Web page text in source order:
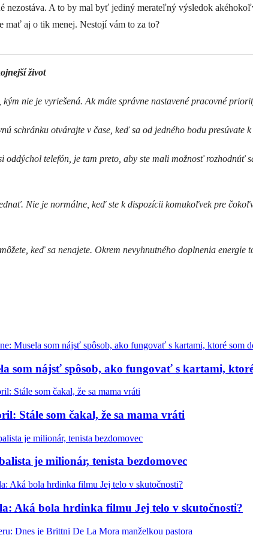
nezostáva. A to by mal byť jediný merateľný výsledok
mať aj o tik menej. Nestojí vám to za to?
život
nie je vyriešená. Ak máte správne nastavené pracovné
schránku otvárajte v čase, keď sa od jedného bodu presúvate
telefón, je tam preto, aby ste mali možnosť rozhodnúť
Nie je normálne, keď ste k dispozícii komukoľvek pre
keď sa nenajete. Okrem nevyhnutného doplnenia
som nájsť spôsob, ako fungovať s kartami,
Stále som čakal, že sa mama vráti
je milionár, tenista bezdomovec
Aká bola hrdinka filmu Jej telo v skutočnosti?